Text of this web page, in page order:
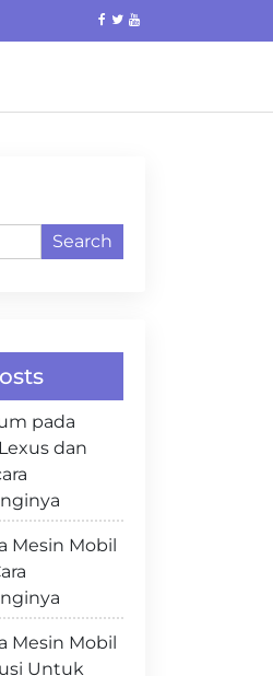
Search
pada
dan
Mesin Mobil
Mesin Mobil
Untuk